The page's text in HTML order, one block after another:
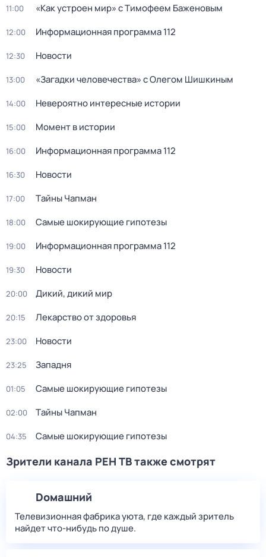
11:00 «Как устроен мир» с Тимофеем Баженовым
12:00 Информационная программа 112
12:30 Новости
13:00 «Загадки человечества» с Олегом Шишкиным
14:00 Невероятно интересные истории
15:00 Момент в истории
16:00 Информационная программа 112
16:30 Новости
17:00 Тaйны Чапман
18:00 Самые шoкиpующие гипотезы
19:00 Информационная программа 112
19:30 Новости
20:00 Дикий, дикий мир
20:15 Лекарство от здоровья
23:00 Новости
23:25 Западня
01:05 Самые шoкиpующие гипотезы
02:00 Тaйны Чапман
04:35 Самые шoкиpующие гипотезы
Зрители канала РЕН ТВ также смотрят
Dомашний
Телевизионная фабрика уюта, где каждый зритель
найдет что‑нибудь по душе.